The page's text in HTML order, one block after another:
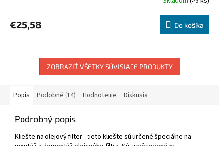
€25,58 Do košíka
ZOBRAZIŤ VŠETKY SÚVISIACE PRODUKTY
Popis Podobné (14) Hodnotenie Diskusia
Podrobný popis
Kliešte na olejový filter - tieto kliešte sú určené špeciálne na